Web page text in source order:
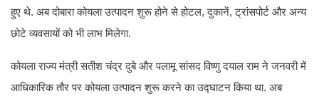
हुए थे. अब दोबारा कोयला उत्पादन शुरू होने से होटल, दुकानें, ट्रांसपोर्ट और अन्य
छोटे व्यवसायों को भी लाभ मिलेगा.
कोयला राज्य मंत्री सतीश चंद्र दुबे और पलामू सांसद विष्णु दयाल राम ने जनवरी में
आधिकारिक तौर पर कोयला उत्पादन शुरू करने का उद्घाटन किया था. अब